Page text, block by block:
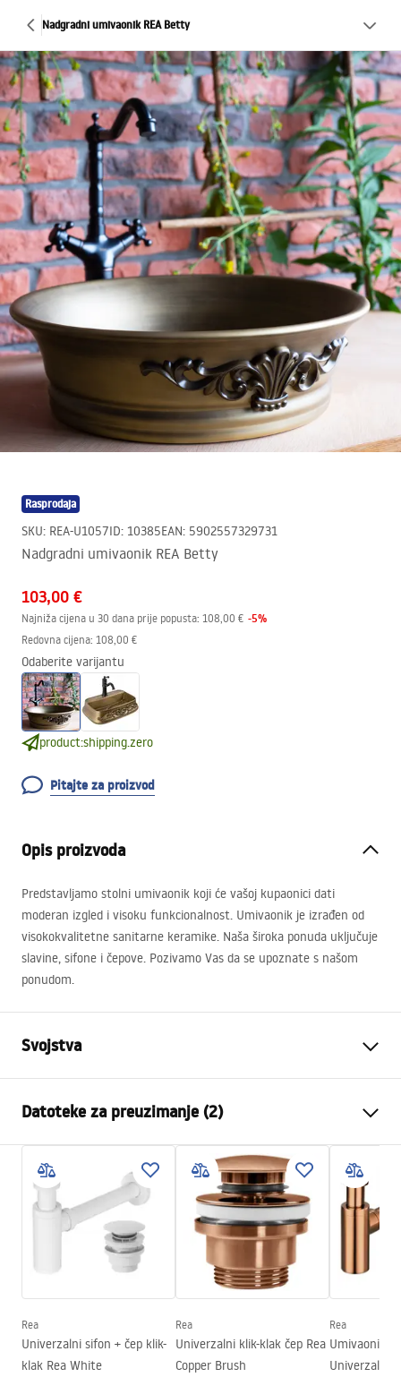
Nadgradni umivaonik REA Betty
Rasprodaja
SKU: REA-U1057ID: 10385EAN: 5902557329731
Nadgradni umivaonik REA Betty
103,00 €
Najniža cijena u 30 dana prije popusta: 108,00 € -5%
Redovna cijena: 108,00 €
Odaberite varijantu
product:shipping.zero
Pitajte za proizvod
Opis proizvoda
Predstavljamo stolni umivaonik koji će vašoj kupaonici dati
moderan izgled i visoku funkcionalnost. Umivaonik je izrađen od
visokokvalitetne sanitarne keramike. Naša široka ponuda uključuje
slavine, sifone i čepove. Pozivamo Vas da se upoznate s našom
ponudom.
Svojstva
Materijal
Sanitarna keramika
Boja
Bakar
Završetak
Brušeni
Duljina
435mm
435mm
130mm
115mm
Oblik
Otvor za slavinu
NE
Datoteke za preuzimanje (2)
Montažne upute
Basin.pdf
Jamstveni uvjeti
Warranty_Terms_and_Conditions_Basins_-_5.pdf
Rea
Univerzalni sifon + čep klik-
klak Rea White
Rea
Univerzalni klik-klak čep Rea
Copper Brush
Rea
Umivaonik
Univerzalno